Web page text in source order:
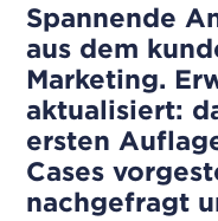
Spannende
aus dem
Marketing.
aktualisiert:
ersten
Cases
nachgefragt